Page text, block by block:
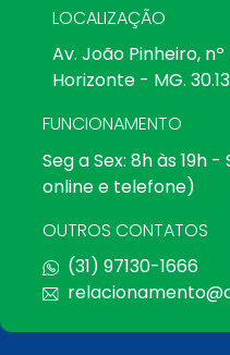
LOCALIZAÇÃO
Av. João Pinheiro,
Horizonte - MG.
FUNCIONAMENTO
Seg a Sex: 8h às 19h
online e telefone)
OUTROS CONTATOS
(31) 97130-1666